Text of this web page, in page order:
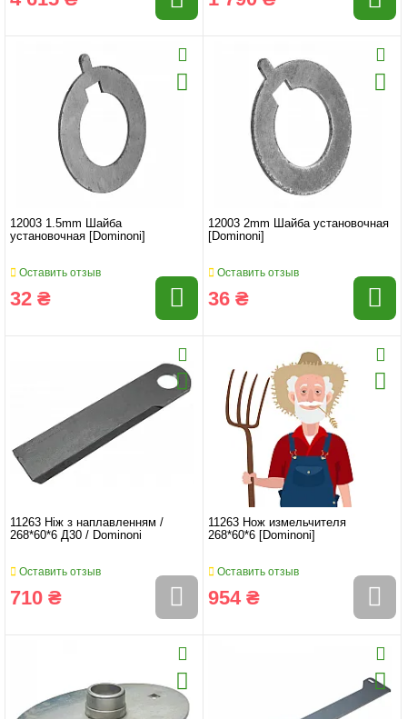
12003 1.5mm Шайба
установочная [Dominoni]
Оставить отзыв
32 ₴
12003 2mm Шайба установочная
[Dominoni]
Оставить отзыв
36 ₴
11263 Ніж з наплавленням /
268*60*6 Д30 / Dominoni
Оставить отзыв
710 ₴
11263 Нож измельчителя
268*60*6 [Dominoni]
Оставить отзыв
954 ₴